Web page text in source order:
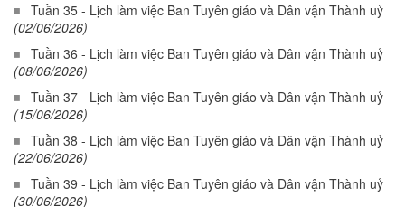
Tuần 35 - Lịch làm việc Ban Tuyên giáo và Dân vận Thành uỷ
(02/06/2026)
Tuần 36 - Lịch làm việc Ban Tuyên giáo và Dân vận Thành uỷ
(08/06/2026)
Tuần 37 - Lịch làm việc Ban Tuyên giáo và Dân vận Thành uỷ
(15/06/2026)
Tuần 38 - Lịch làm việc Ban Tuyên giáo và Dân vận Thành uỷ
(22/06/2026)
Tuần 39 - Lịch làm việc Ban Tuyên giáo và Dân vận Thành uỷ
(30/06/2026)